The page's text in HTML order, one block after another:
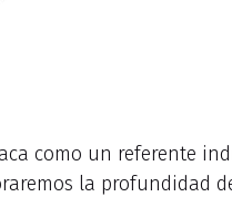
como un referente
la profundidad